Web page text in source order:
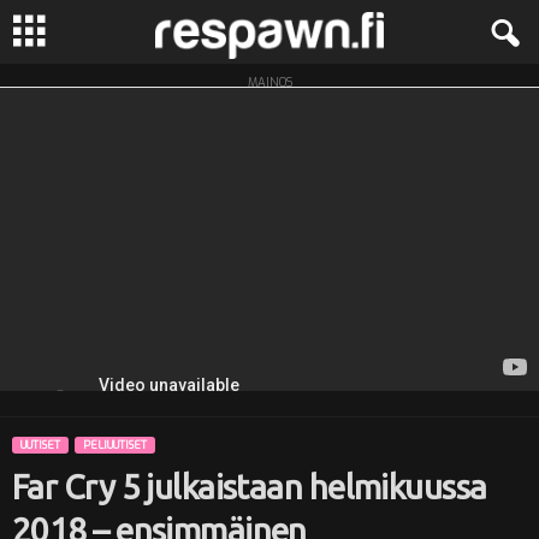
R
MAINOS
UUTISET PELIUUTISET
Far Cry 5 julkaistaan helmikuussa
2018 – ensimmäinen